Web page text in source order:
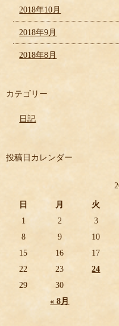
2018年10月
2018年9月
2018年8月
カテゴリー
日記
投稿日カレンダー
日 月 火
« 8月
1 2 3
8
9 10
15
16 17
22
23 24
29
30